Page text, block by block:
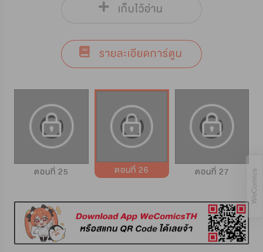
เก็บไว้อ่าน
รายละเอียดการ์ตูน
ตอนที่ 25 ตอนที่ 26 ตอนที่ 27